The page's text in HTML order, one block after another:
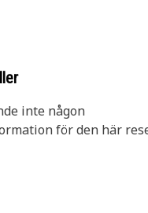
within the
debris collection.
vacuum tool, ensuring
assembly by
inte någon
för den här